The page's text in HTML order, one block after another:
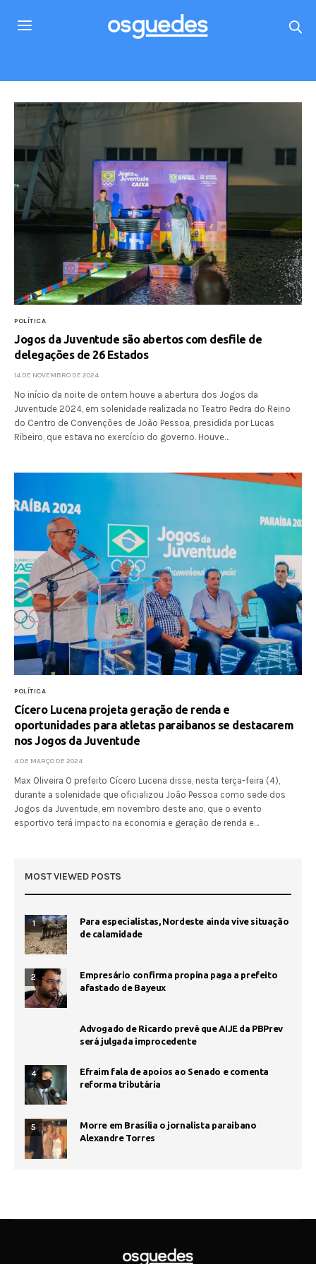
POLÍTICA
Jogos da Juventude são abertos com desfile de
delegações de 26 Estados
14 DE NOVEMBRO DE 2024
No início da noite de ontem houve a abertura dos Jogos da
Juventude 2024, em solenidade realizada no Teatro Pedra do Reino
do Centro de Convenções de João Pessoa, presidida por Lucas
Ribeiro, que estava no exercício do governo. Houve…
POLÍTICA
Cícero Lucena projeta geração de renda e
oportunidades para atletas paraibanos se destacarem
nos Jogos da Juventude
4 DE MARÇO DE 2024
Max Oliveira O prefeito Cícero Lucena disse, nesta terça-feira (4),
durante a solenidade que oficializou João Pessoa como sede dos
Jogos da Juventude, em novembro deste ano, que o evento
esportivo terá impacto na economia e geração de renda e…
MOST VIEWED POSTS
1
Para especialistas, Nordeste ainda vive situação
de calamidade
2
Empresário confirma propina paga a prefeito
afastado de Bayeux
Advogado de Ricardo prevê que AIJE da PBPrev
será julgada improcedente
4
Efraim fala de apoios ao Senado e comenta
reforma tributária
5
Morre em Brasília o jornalista paraibano
Alexandre Torres